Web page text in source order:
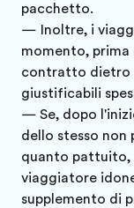
pacchetto.
— Inoltre, i
momento, prima
contratto dietro
giustificabili
— Se, dopo
dello stesso non
quanto pattuito,
viaggiatore
supplemento di